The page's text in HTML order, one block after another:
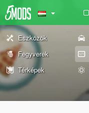
Eszközök
Fegyverek
Térképek